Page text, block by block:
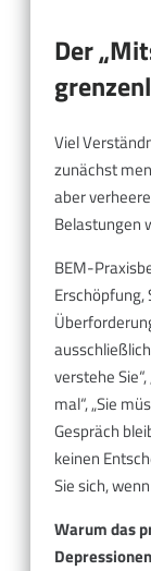
Der
Viel
zunächst
aber
Belastungen
BEM-
verstehe
mal“, „Sie
Gespräch
keinen
Sie sich,
Warum das
Depressionen